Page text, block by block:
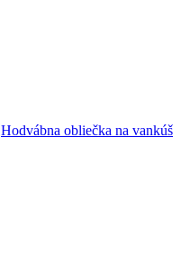
Hodvábna obliečka na vankúš